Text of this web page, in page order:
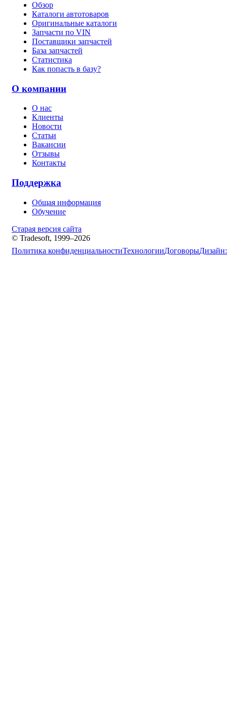
Обзор
Каталоги автотоваров
Оригинальные каталоги
Запчасти по VIN
Поставщики запчастей
База запчастей
Статистика
Как попасть в базу?
О компании
О нас
Клиенты
Новости
Статьи
Вакансии
Отзывы
Контакты
Поддержка
Общая информация
Обучение
Старая версия сайта
© Tradesoft, 1999–2026
Политика конфиденциальностиТехнологииДоговорыДизайн: